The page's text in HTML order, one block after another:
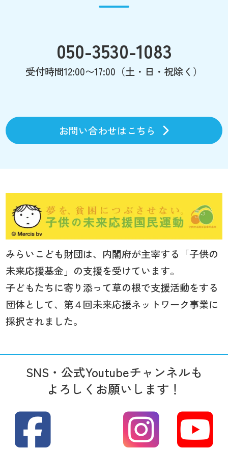
050-3530-1083
受付時間12:00〜17:00（土・日・祝除く）
お問い合わせはこちら
みらいこども財団は、内閣府が主宰する「子供の
未来応援基金」の支援を受けています。
子どもたちに寄り添って草の根で支援活動をする
団体として、第４回未来応援ネットワーク事業に
採択されました。
SNS・公式Youtubeチャンネルも
よろしくお願いします！